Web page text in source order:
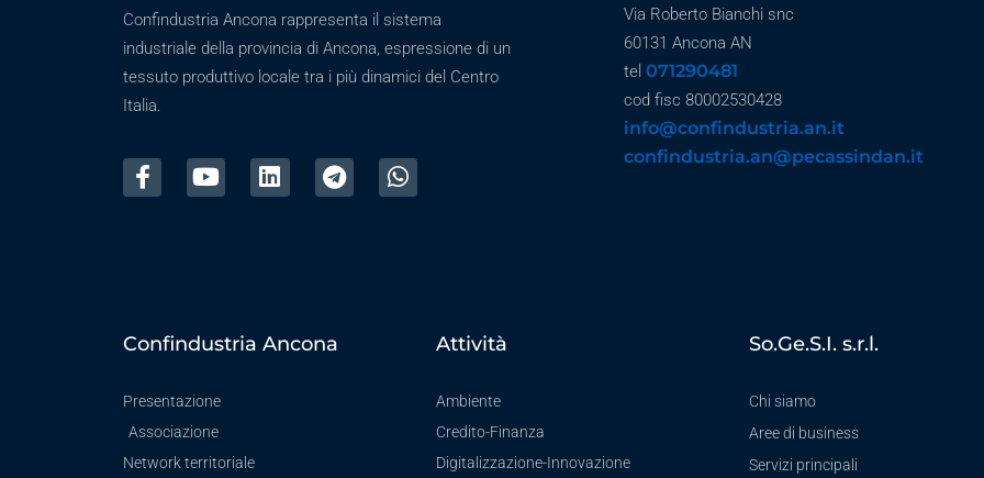
Confindustria Ancona rappresenta il sistema
industriale della provincia di Ancona, espressione di un
tessuto produttivo locale tra i più dinamici del Centro
Italia.
Via Roberto Bianchi snc
60131 Ancona AN
tel 071290481
cod fisc 80002530428
info@confindustria.an.it
confindustria.an@pecassindan.it
Confindustria Ancona
Presentazione
Associazione
Network territoriale
Attività
Ambiente
Credito-Finanza
Digitalizzazione-Innovazione
So.Ge.S.I. s.r.l.
Chi siamo
Aree di business
Servizi principali